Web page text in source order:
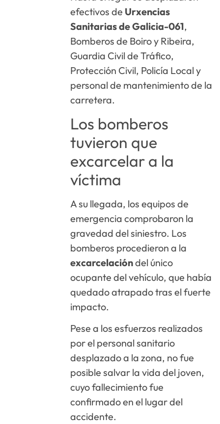
efectivos de Urxencias
Sanitarias de Galicia-061,
Bomberos de Boiro y Ribeira,
Guardia Civil de Tráfico,
Protección Civil, Policía Local y
personal de mantenimiento de la
carretera.
Los bomberos
tuvieron que
excarcelar a la
víctima
A su llegada, los equipos de
emergencia comprobaron la
gravedad del siniestro. Los
bomberos procedieron a la
excarcelacióndel único
ocupante del vehículo, que había
quedado atrapado tras el fuerte
impacto.
Pese a los esfuerzos realizados
por el personal sanitario
desplazado a la zona, no fue
posible salvar la vida del joven,
cuyo fallecimiento fue
confirmado en el lugar del
accidente.